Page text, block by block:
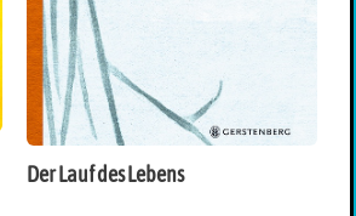
Der Lauf des Lebens